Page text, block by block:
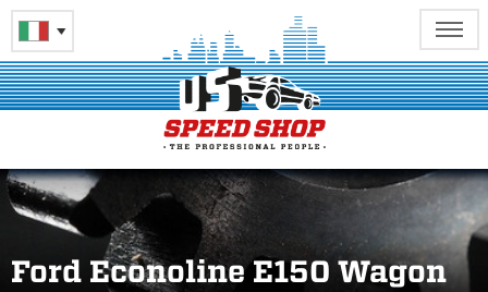
Ford Econoline E150 Wagon